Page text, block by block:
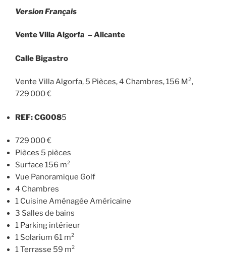
Version Français
Vente Villa Algorfa – Alicante
Calle Bigastro
Vente Villa Algorfa, 5 Pièces, 4 Chambres, 156 M²,
729 000 €
REF: CG0085
729 000 €
Pièces 5 pièces
Surface 156 m²
Vue Panoramique Golf
4 Chambres
1 Cuisine Aménagée Américaine
3 Salles de bains
1 Parking intérieur
1 Solarium 61 m²
1 Terrasse 59 m²